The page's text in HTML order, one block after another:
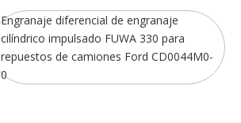
Engranaje diferencial de engranaje
cilíndrico impulsado FUWA 330 para
repuestos de camiones Ford CD0044M0-
0